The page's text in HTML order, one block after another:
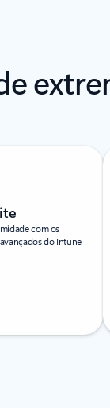
com os
do Intune